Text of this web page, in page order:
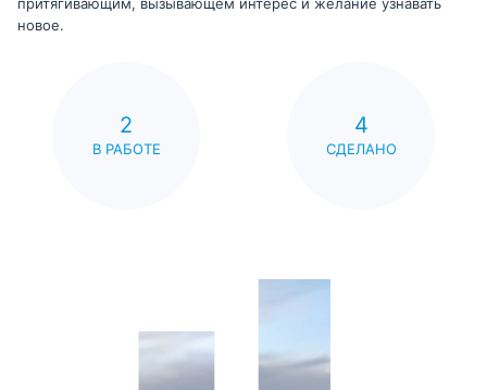
притягивающим, вызывающем интерес и желание узнавать
новое.
2
В РАБОТЕ
4
СДЕЛАНО